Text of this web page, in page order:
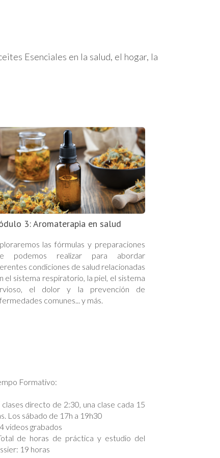
Esenciales en la salud, el hogar, la
3: Aromaterapia en salud
las fórmulas y preparaciones
podemos realizar para abordar
condiciones de salud relacionadas
el sistema respiratorio, la piel, el sistema
el dolor y la prevención de
comunes... y más.
Formativo:
clases directo de 2:30, una clase cada 15
Los sábado de 17h a 19h30
videos grabados
de horas de práctica y estudio del
19 horas